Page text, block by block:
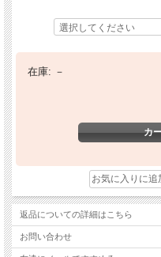
在庫: －
返品についての詳細はこちら
お問い合わせ